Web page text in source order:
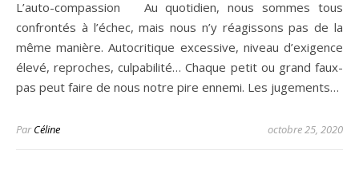
L’auto-compassion Au quotidien, nous sommes tous
confrontés à l’échec, mais nous n’y réagissons pas de la
même manière. Autocritique excessive, niveau d’exigence
élevé, reproches, culpabilité… Chaque petit ou grand faux-
pas peut faire de nous notre pire ennemi. Les jugements…
ParCéline octobre 25, 2020